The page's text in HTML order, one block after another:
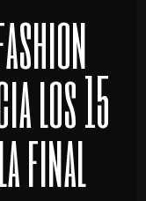
los 15
final